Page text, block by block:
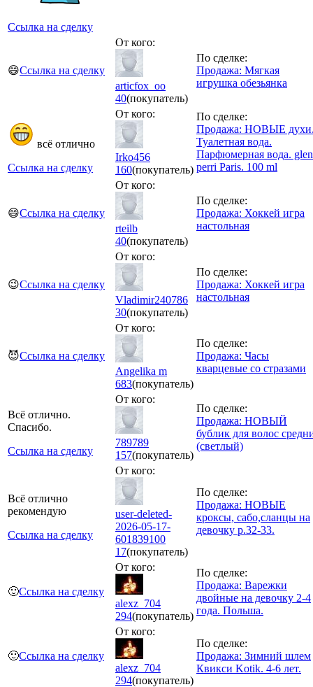
Ссылка на сделку
😄Ссылка на сделку
От кого:
articfox_oo
40(покупатель)
По сделке:
Продажа: Мягкая
игрушка обезьянка
всё отлично
Ссылка на сделку
От кого:
Irko456
160(покупатель)
По сделке:
Продажа: НОВЫЕ
Туалетная вода.
Парфюмерная вода.
perri Paris. 100 ml
😄Ссылка на сделку
От кого:
rteilb
40(покупатель)
По сделке:
Продажа: Хоккей игра
настольная
😉Ссылка на сделку
От кого:
Vladimir240786
30(покупатель)
По сделке:
Продажа: Хоккей игра
настольная
😈Ссылка на сделку
От кого:
Angelika m
683(покупатель)
По сделке:
Продажа: Часы
кварцевые со стразами
Всё отлично.
Спасибо.
Ссылка на сделку
От кого:
789789
157(покупатель)
По сделке:
Продажа: НОВЫЙ
бублик для волос
(светлый)
Всё отлично
рекомендую
Ссылка на сделку
От кого:
user-deleted-
2026-05-17-
601839100
17(покупатель)
По сделке:
Продажа: НОВЫЕ
кроксы, сабо,сланцы на
девочку р.32-33.
🙂Ссылка на сделку
От кого:
alexz_704
294(покупатель)
По сделке:
Продажа: Варежки
двойные на девочку 2-4
года. Польша.
🙂Ссылка на сделку
От кого:
alexz_704
294(покупатель)
По сделке:
Продажа: Зимний шлем
Квикси Kotik. 4-6 лет.